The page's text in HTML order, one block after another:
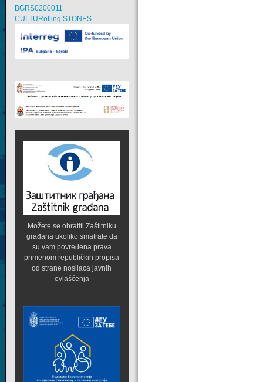
BGRS0200011
CULTURolling STONES
Možete se obratiti Zaštitniku
građana ukoliko smatrate da
su vam povređena prava
primenom republičkih propisa
od strane nosilaca javnih
ovlašćenja